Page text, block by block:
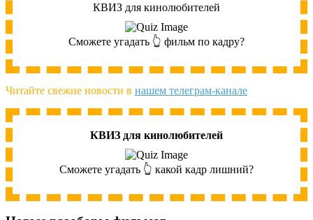
КВИЗ для кинолюбителей
Сможете угадать 👆 фильм по кадру?
Читайте свежие новости в нашем телеграм-канале
КВИЗ для кинолюбителей
Сможете угадать 👆 какой кадр лишний?